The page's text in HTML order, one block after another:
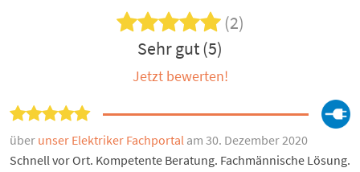
(2)
Sehr gut (5)
Jetzt bewerten!
über unser Elektriker Fachportal am 30. Dezember 2020
Schnell vor Ort. Kompetente Beratung. Fachmännische Lösung.